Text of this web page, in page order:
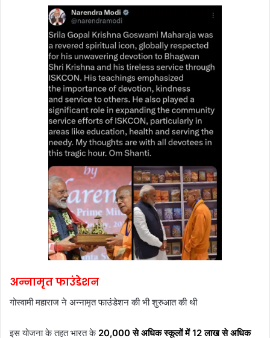
अन्नामृत फाउंडेशन
गोस्वामी महाराज ने अन्नामृत फाउंडेशन की भी शुरुआत की थी
इस योजना के तहत भारत के 20,000 से अधिक स्कूलों में 12 लाख से अधिक